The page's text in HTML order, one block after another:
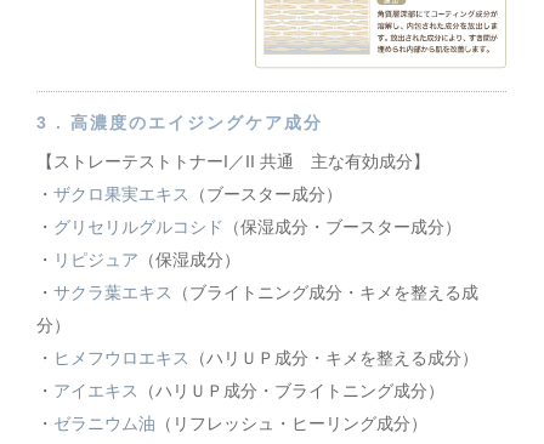
3 . 高濃度のエイジングケア成分
【ストレーテストトナーI／II 共通 主な有効成分】
・ザクロ果実エキス
（ブースター成分）
・ グリセリルグルコシド
（保湿成分・ブースター成分）
・ リピジュア （保湿成分）
・サクラ葉エキス
（ブライトニング成分・キメを整える成
分）
・ ヒメフウロエキス
（ハリＵＰ成分・キメを整える成分）
・ アイエキス
（ハリＵＰ成分・ブライトニング成分）
・ ゼラニウム油 （リフレッシュ・ヒーリング成分）